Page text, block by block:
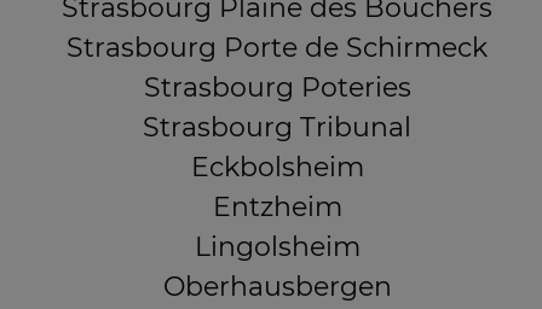
Strasbourg Plaine des Bouchers
Strasbourg Porte de Schirmeck
Strasbourg Poteries
Strasbourg Tribunal
Eckbolsheim
Entzheim
Lingolsheim
Oberhausbergen